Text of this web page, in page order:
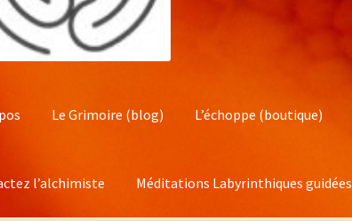
Le Grimoire (blog) L’échoppe (boutique)
l’alchimiste Méditations Labyrinthiques guidées